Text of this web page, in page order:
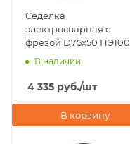
Седелка
электросварная с
фрезой D75х50 ПЭ100
SDR 11 Eurostandard
В наличии
4 335 руб./шт
В корзину